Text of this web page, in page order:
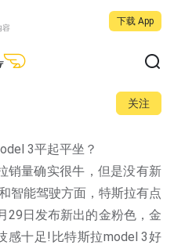
容
下载 App
关注
3平起平坐？
销量确实很牛，但是没有新
智能驾驶方面，特斯拉有点
29日发布新出的金粉色，金
感十足!比特斯拉model 3好